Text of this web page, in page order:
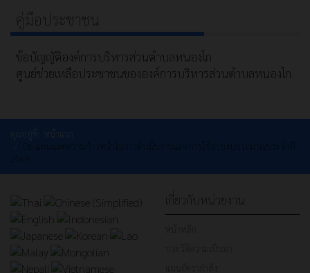
คู่มือประชาชน
ข้อบัญญัติองค์การบริหารส่วนตำบลหนองโก
ศูนย์ช่วยเหลือประชาชนขององค์การบริหารส่วนตำบลหนองโก
คุณอยู่ที่:
หน้าแรก
O6 แผนและความก้าวหน้าในการดำเนินงานและการใช้จ่ายงบประมาณประจำปี
2569
เกี่ยวกับหน่วยงาน